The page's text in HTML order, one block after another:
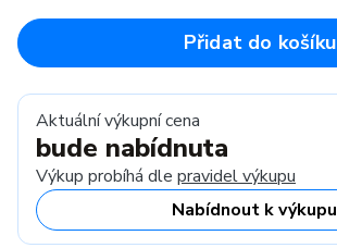
Přidat do košíku
Aktuální výkupní cena
bude nabídnuta
Výkup probíhá dle pravidel výkupu
Nabídnout k výkupu